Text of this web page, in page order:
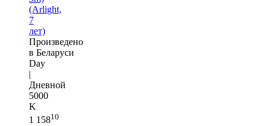
(Arlight,
7
лет)
Произведено
в Беларуси
Day
|
Дневной
5000
K
1 15810